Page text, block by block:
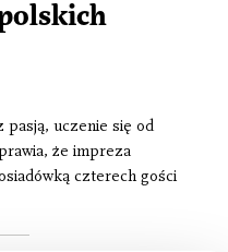
uczenie się od
że impreza
czterech gości